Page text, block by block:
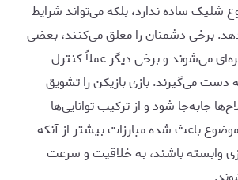
شلیک ساده ندارد، بلکه می‌تواند شرایط
دهد. برخی دشمنان را معلق می‌کنند، بعضی
می‌شوند و برخی دیگر عملاً کنترل
می‌گیرند. بازی بازیکن را تشویق
جابه‌جا شود و از ترکیب توانایی‌ها
باعث شده مبارزات بیشتر از آنکه
وابسته باشند، به خلاقیت و سرعت